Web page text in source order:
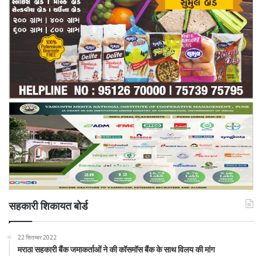
सहकारी शिकायत बोर्ड
22 सितम्बर 2022
मराठा सहकारी बैंक जमाकर्ताओं ने की कॉसमॉस बैंक के साथ विलय की मांग